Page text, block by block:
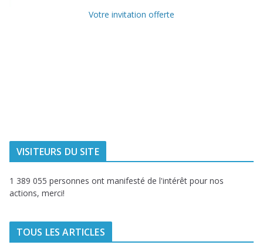
Votre invitation offerte
VISITEURS DU SITE
1 389 055 personnes ont manifesté de l'intérêt pour nos
actions, merci!
TOUS LES ARTICLES